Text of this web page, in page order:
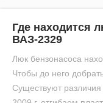
Где находится
ВАЗ-2329
Люк бензонасоса
Чтобы до него
Существуют